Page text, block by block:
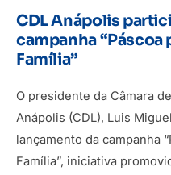
CDL Anápolis
campanha “Páscoa
Família”
O presidente da Câmara
Anápolis (CDL), Luis
lançamento da campanha
Família”, iniciativa